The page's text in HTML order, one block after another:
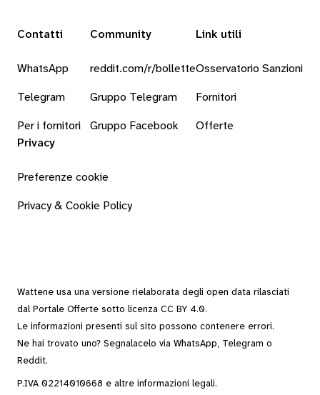
Contatti
WhatsApp
Telegram
Per i fornitori
Community
reddit.com/r/bollette
Gruppo Telegram
Gruppo Facebook
Link utili
Osservatorio Sanzioni
Fornitori
Offerte
Privacy
Preferenze cookie
Privacy & Cookie Policy
Wattene usa una versione rielaborata degli open data rilasciati
dal Portale Offerte sotto licenza CC BY 4.0.
Le informazioni presenti sul sito possono contenere errori.
Ne hai trovato uno? Segnalacelo via WhatsApp, Telegram o
Reddit.
P.IVA 02214010668 e altre informazioni legali.